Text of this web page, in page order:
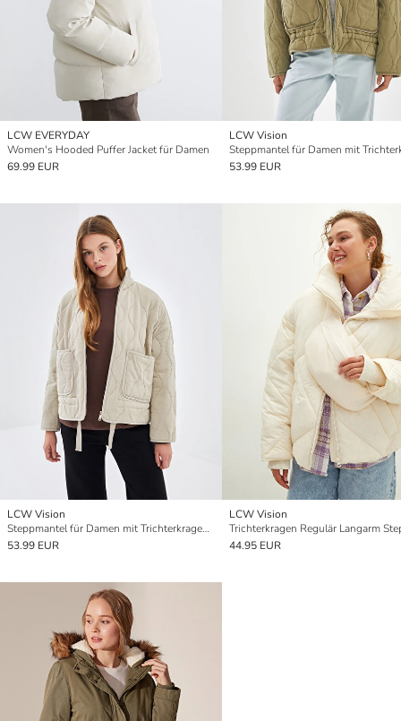
LCW EVERYDAY
Women's Hooded Puffer Jacket für Damen
69.99 EUR
LCW Vision
53.99 EUR
LCW Vision
Steppmantel für Damen mit Trichterkragen im Oversize-Look
53.99 EUR
LCW Vision
44.95 EUR